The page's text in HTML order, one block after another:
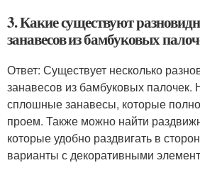
3. Какие существуют
занавесов из бамбуковых
Ответ: Существует несколько
занавесов из бамбуковых палочек.
сплошные занавесы, которые
проем. Также можно найти
которые удобно раздвигать в
варианты с декоративными